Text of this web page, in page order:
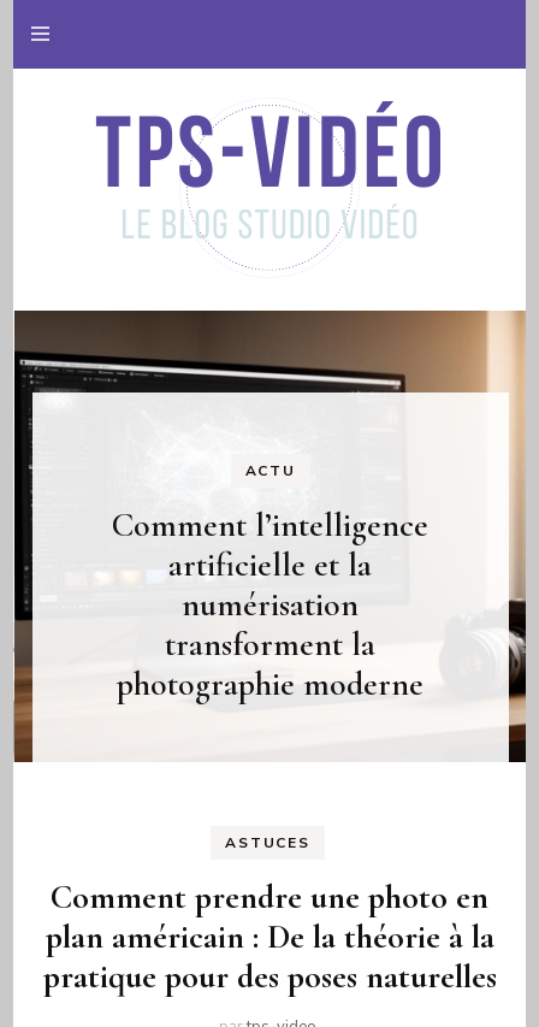
Tps video
ACTU
Comment l’intelligence
artificielle et la
numérisation
transforment la
photographie moderne
ASTUCES
Comment prendre une photo en
plan américain : De la théorie à la
pratique pour des poses naturelles